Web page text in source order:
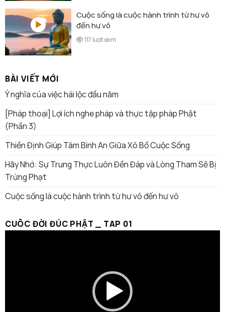
Cuộc sống là cuộc hành trình từ hư vô
đến hư vô
117 lượt xem
BÀI VIẾT MỚI
Ý nghĩa của việc hái lộc đầu năm
[Pháp thoại] Lợi ích nghe pháp và thực tập pháp Phật
(Phần 3)
Thiền Định Giúp Tâm Bình An Giữa Xô Bồ Cuộc Sống
Hãy Nhớ: Sự Trung Thực Luôn Đền Đáp và Lòng Tham Sẽ Bị
Trừng Phạt
Cuộc sống là cuộc hành trình từ hư vô đến hư vô
CUÔC ĐỜI ĐÚC PHẬT _ TAP 01